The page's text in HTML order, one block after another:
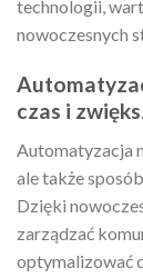
technologii,
nowoczesnych
czas i
Automatyzacja
ale także
Dzięki
zarządzać
optymalizować